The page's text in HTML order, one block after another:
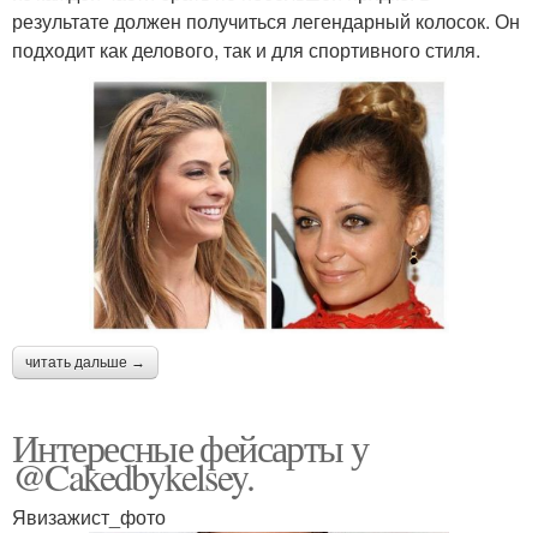
результате должен получиться легендарный колосок. Он
подходит как делового, так и для спортивного стиля.
читать дальше →
Интересные фейсарты у
@Cakedbykelsey.
Явизажист_фото